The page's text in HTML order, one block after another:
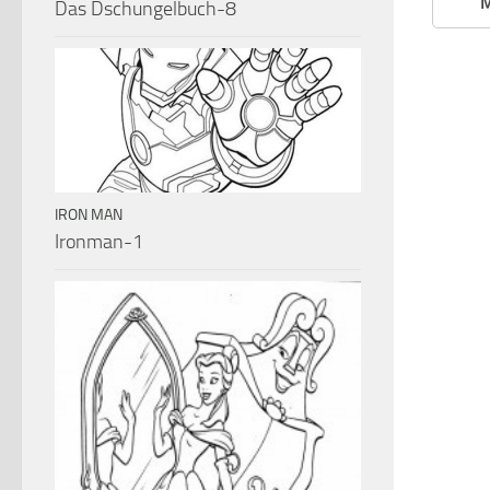
Das Dschungelbuch-8
IRON MAN
Ironman-1